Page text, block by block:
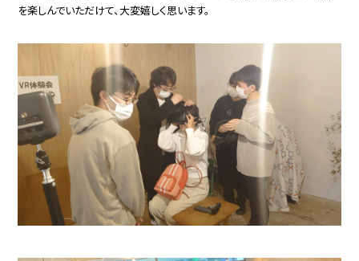
を楽しんでいただけて、大変嬉しく思います。